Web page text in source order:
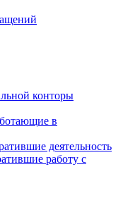
конторы
в
деятельность
работу с